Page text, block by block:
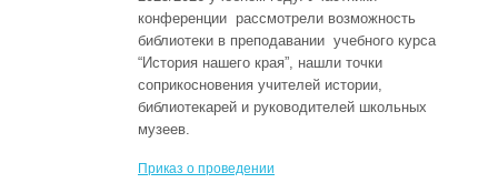
конференции рассмотрели возможность
библиотеки в преподавании учебного курса
“История нашего края”, нашли точки
соприкосновения учителей истории,
библиотекарей и руководителей школьных
музеев.
Приказ о проведении